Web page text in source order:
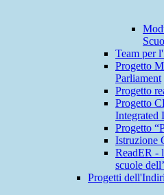
Team per
Progetto
Parliament
Progetto
Progetto
Integrated
Progetto
Istruzione
ReadER -
scuole
Progetti